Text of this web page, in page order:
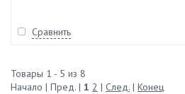
Сравнить
Товары 1 - 5 из 8
Начало | Пред. | 1 2 | След. | Конец